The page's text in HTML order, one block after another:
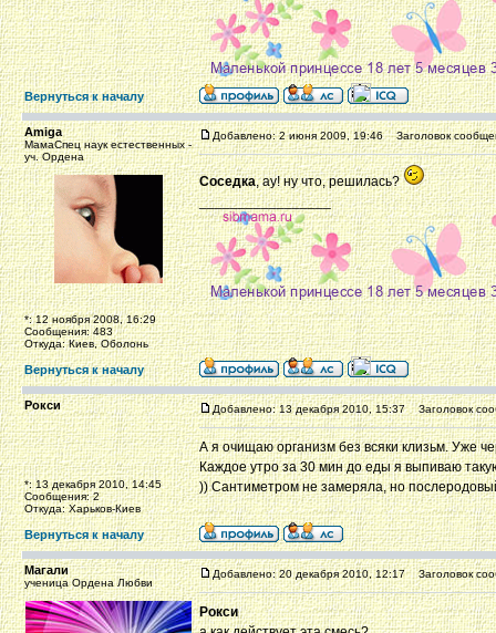
Вернуться к началу
Amiga
МамаСпец наук естественных -
уч. Ордена
*: 12 ноября 2008, 16:29
Сообщения: 483
Откуда: Киев, Оболонь
Добавлено: 2 июня 2009, 19:46 Заголовок
Соседка, ау! ну что, решилась?
_________________
Вернуться к началу
Рокси
*: 13 декабря 2010, 14:45
Сообщения: 2
Откуда: Харьков-Киев
Добавлено: 13 декабря 2010, 15:37 Заголовок
А я очищаю организм без всяки клизьм. Уже
Каждое утро за 30 мин до еды я выпиваю
)) Сантиметром не замеряла, но
Вернуться к началу
Магали
ученица Ордена Любви
Добавлено: 20 декабря 2010, 12:17 Заголовок
Рокси